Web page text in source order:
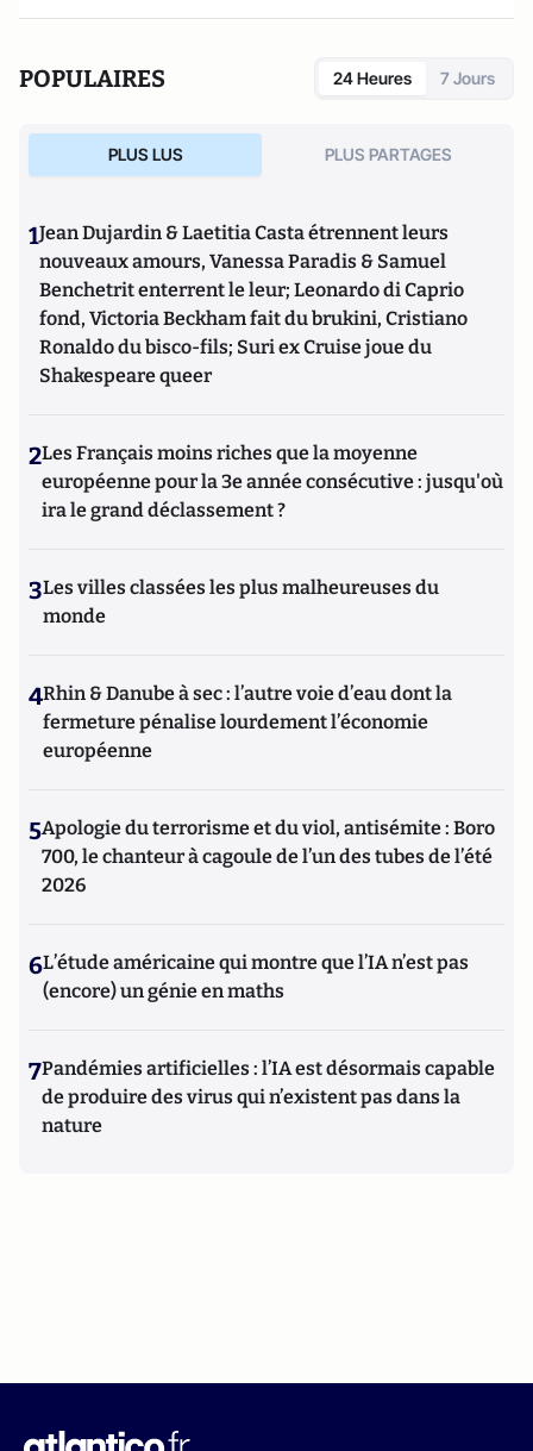
POPULAIRES 24 Heures 7 Jours
PLUS LUS PLUS PARTAGES
1Jean Dujardin & Laetitia Casta étrennent leurs
nouveaux amours, Vanessa Paradis & Samuel
Benchetrit enterrent le leur; Leonardo di Caprio
fond, Victoria Beckham fait du brukini, Cristiano
Ronaldo du bisco-fils; Suri ex Cruise joue du
Shakespeare queer
2Les Français moins riches que la moyenne
européenne pour la 3e année consécutive : jusqu'où
ira le grand déclassement ?
3Les villes classées les plus malheureuses du
monde
4Rhin & Danube à sec : l’autre voie d’eau dont la
fermeture pénalise lourdement l’économie
européenne
5Apologie du terrorisme et du viol, antisémite : Boro
700, le chanteur à cagoule de l’un des tubes de l’été
2026
6L’étude américaine qui montre que l’IA n’est pas
(encore) un génie en maths
7Pandémies artificielles : l’IA est désormais capable
de produire des virus qui n’existent pas dans la
nature